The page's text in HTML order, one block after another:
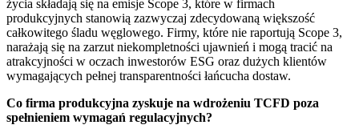
życia składają się na emisje Scope 3, które w firmach
produkcyjnych stanowią zazwyczaj zdecydowaną większość
całkowitego śladu węglowego. Firmy, które nie raportują Scope 3,
narażają się na zarzut niekompletności ujawnień i mogą tracić na
atrakcyjności w oczach inwestorów ESG oraz dużych klientów
wymagających pełnej transparentności łańcucha dostaw.
Co firma produkcyjna zyskuje na wdrożeniu TCFD poza
spełnieniem wymagań regulacyjnych?